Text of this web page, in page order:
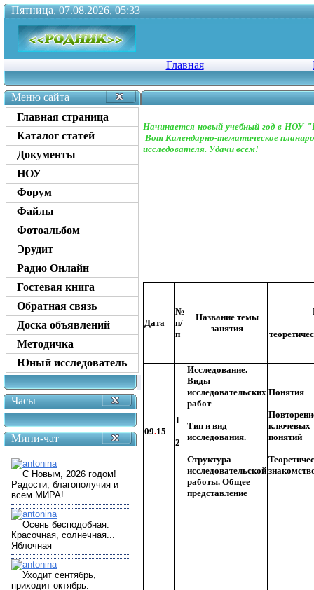
Пятница, 07.08.2026, 05:33
Главная
Меню сайта
Главная страница
Каталог статей
Документы
НОУ
Форум
Файлы
Фотоальбом
Эрудит
Радио Онлайн
Гостевая книга
Обратная связь
Доска объявлений
Методичка
Юный исследователь
Часы
Мини-чат
Начинается новый учебный год в НОУ
Вот Календарно-тематическое
исследователя. Удачи всем!
Дата
№
п/
п
Название темы
занятия
09.15
1
2
Исследование.
Виды
исследовательских
работ
Тип и вид
исследования.
Структура
исследовательской
работы. Общее
представление
Понятия
ключевых
понятий